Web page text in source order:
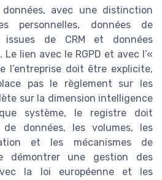
avec une distinction
personnelles, données de
issues de CRM et données
lien avec le RGPD et avec l’«
l’entreprise doit être explicite,
pas le règlement sur les
sur la dimension intelligence
système, le registre doit
données, les volumes, les
et les mécanismes de
démontrer une gestion des
la loi européenne et les